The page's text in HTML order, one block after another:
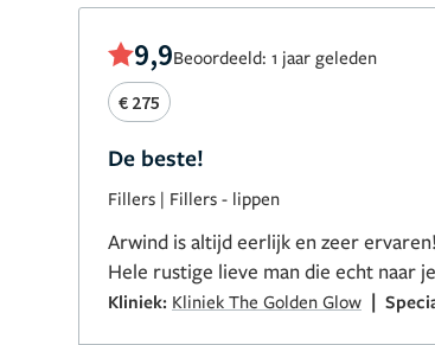
9,9Beoordeeld: 1 jaar geleden
€ 275
De beste!
Fillers | Fillers - lippen
Arwind is altijd eerlijk en zeer
Hele rustige lieve man die echt naar
Kliniek: Kliniek The Golden Glow |